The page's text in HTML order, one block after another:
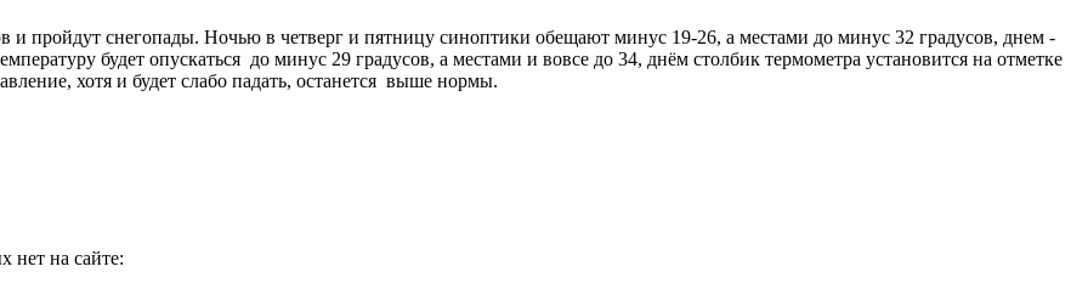
и пройдут снегопады. Ночью в четверг и пятницу синоптики обещают минус 19-26, а местами до минус 32 градусов, днем -
будет опускаться до минус 29 градусов, а местами и вовсе до 34, днём столбик термометра установится на отметке
хотя и будет слабо падать, останется выше нормы.
нет на сайте: